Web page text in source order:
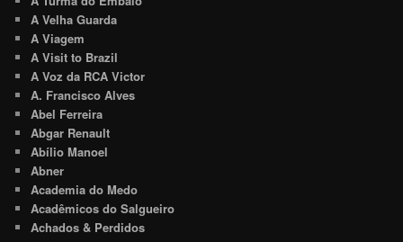
A Velha Guarda
A Viagem
A Visit to Brazil
A Voz da RCA Victor
A. Francisco Alves
Abel Ferreira
Abgar Renault
Abílio Manoel
Abner
Academia do Medo
Acadêmicos do Salgueiro
Achados & Perdidos